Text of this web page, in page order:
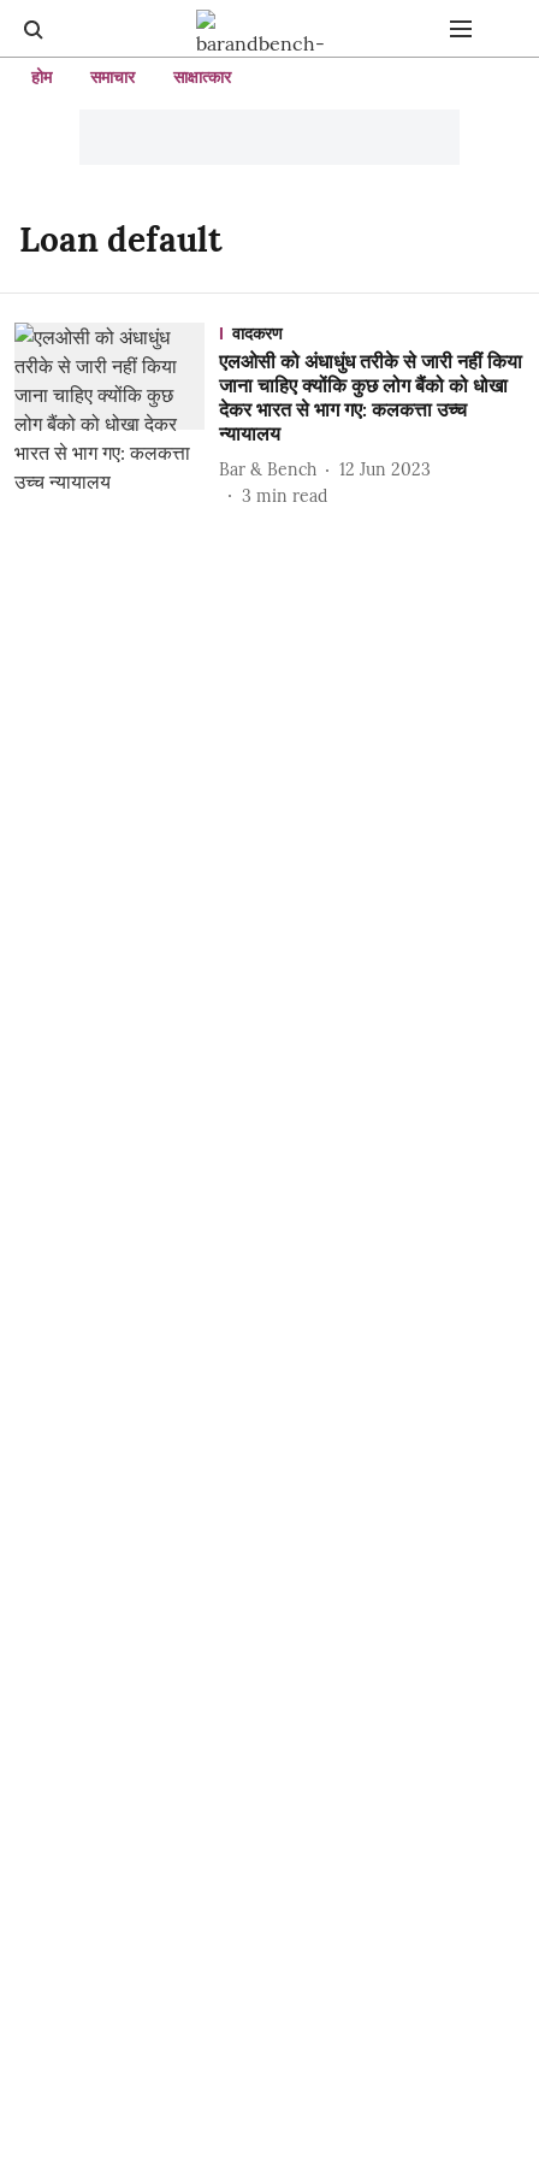
होम समाचार साक्षात्कार
Loan default
वादकरण
एलओसी को अंधाधुंध तरीके से जारी नहीं किया
जाना चाहिए क्योंकि कुछ लोग बैंको को धोखा
देकर भारत से भाग गए: कलकत्ता उच्च
न्यायालय
Bar & Bench
12 Jun 2023
3 min read